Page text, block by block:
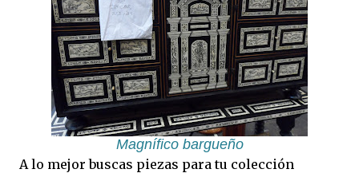
Magnífico bargueño
A lo mejor buscas piezas para tu colección